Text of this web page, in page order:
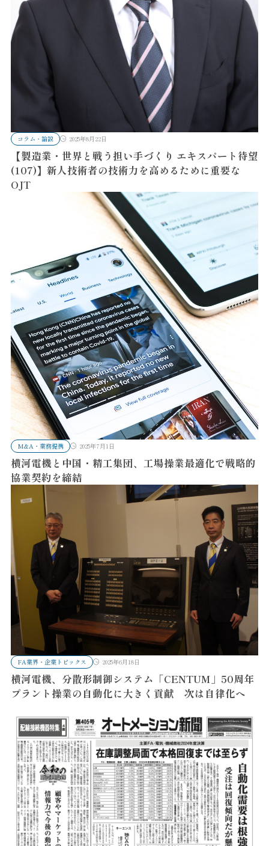
コラム・論説 2025年8月22日
【製造業・世界と戦う担い手づくり エキスパート待望
(107)】新人技術者の技術力を高めるために重要な
OJT
M&A・業務提携 2025年7月1日
横河電機と中国・精工集団、工場操業最適化で戦略的
協業契約を締結
FA業界・企業トピックス 2025年6月18日
横河電機、分散形制御システム「CENTUM」50周年
プラント操業の自動化に大きく貢献 次は自律化へ